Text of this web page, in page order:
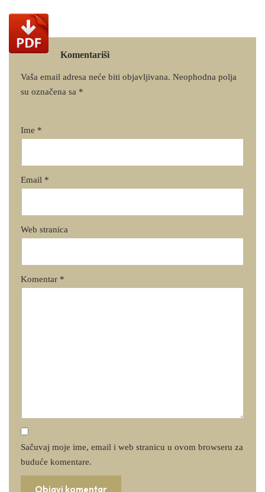
Komentariši
Vaša email adresa neće biti objavljivana. Neophodna polja
su označena sa *
Ime *
Email *
Web stranica
Komentar *
Sačuvaj moje ime, email i web stranicu u ovom browseru za
buduće komentare.